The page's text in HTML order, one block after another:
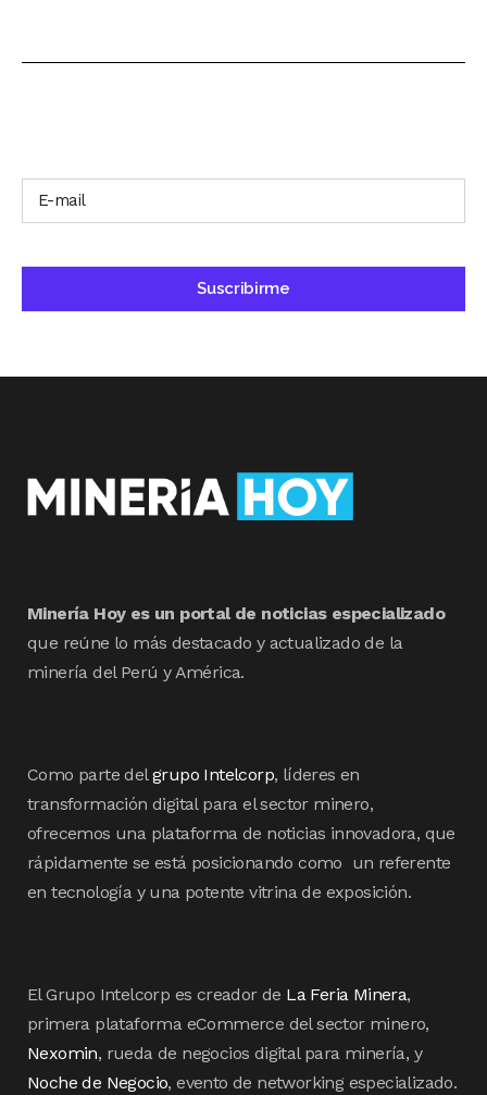
Minería Hoy es un portal de noticias especializado
que reúne lo más destacado y actualizado de la
minería del Perú y América.
Como parte delgrupo Intelcorp, líderes en
transformación digital para el sector minero,
ofrecemos una plataforma de noticias innovadora, que
rápidamente se está posicionando como un referente
en tecnología y una potente vitrina de exposición.
El Grupo Intelcorp es creador de La Feria Minera,
primera plataforma eCommerce del sector minero,
Nexomin, rueda de negocios digital para minería, y
Noche de Negocio, evento de networking especializado.